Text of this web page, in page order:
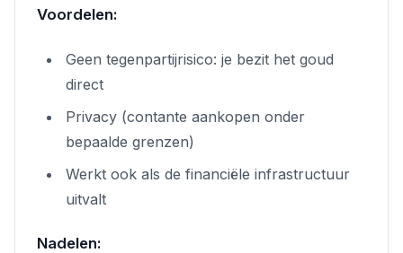
Voordelen:
Geen tegenpartijrisico: je bezit het goud
direct
Privacy (contante aankopen onder
bepaalde grenzen)
Werkt ook als de financiële infrastructuur
uitvalt
Nadelen: